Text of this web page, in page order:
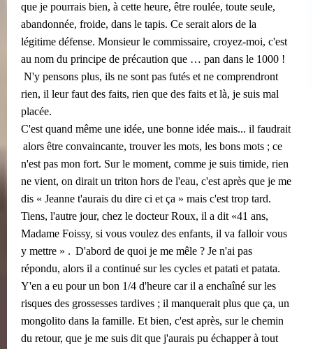
que je pourrais bien, à cette heure, être roulée, toute seule,
abandonnée, froide, dans le tapis. Ce serait alors de la
légitime défense. Monsieur le commissaire, croyez-moi, c'est
au nom du principe de précaution que … pan dans le 1000 !
N'y pensons plus, ils ne sont pas futés et ne comprendront
rien, il leur faut des faits, rien que des faits et là, je suis mal
placée. ​​
C'est quand même une idée, une bonne idée mais... il faudrait
alors être convaincante, trouver les mots, les bons mots ; ce
n'est pas mon fort. Sur le moment, comme je suis timide, rien
ne vient, on dirait un triton hors de l'eau, c'est après que je me
dis « Jeanne t'aurais du dire ci et ça » mais c'est trop tard.
Tiens, l'autre jour, chez le docteur Roux, il a dit «41 ans,
Madame Foissy, si vous voulez des enfants, il va falloir vous
y mettre » . D'abord de quoi je me mêle ? Je n'ai pas
répondu, alors il a continué sur les cycles et patati et patata.
Y'en a eu pour un bon 1/4 d'heure car il a enchaîné sur les
risques des grossesses tardives ; il manquerait plus que ça, un
mongolito dans la famille. Et bien, c'est après, sur le chemin
du retour, que je me suis dit que j'aurais pu échapper à tout